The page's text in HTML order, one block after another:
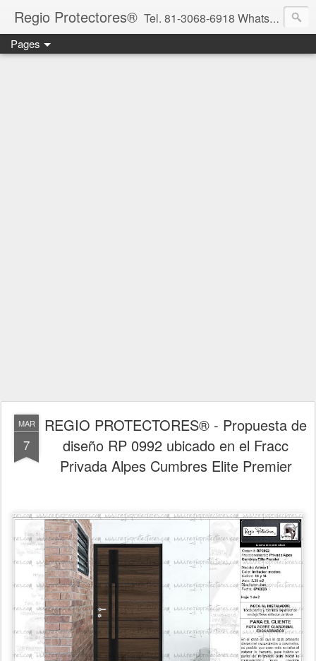
Regio Protectores® Tel. 81-3068-6918 WhatsApp 81-2636-2823 / 33-1145-3780 cotizacionregioprotectores@gmail.com / regioprotectores@gmail.com https://www.facebook.com/RegioProtectores/
Pages
MAR
7
REGIO PROTECTORES® - Propuesta de
diseño RP 0992 ubicado en el Fracc
Privada Alpes Cumbres Elite Premier